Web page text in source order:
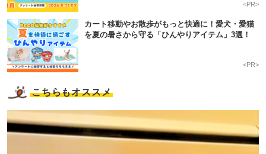
<PR>
カート移動やお散歩がもっと快適に！愛犬・愛猫
を夏の暑さから守る「ひんやりアイテム」3選！
<PR>
こちらもオススメ